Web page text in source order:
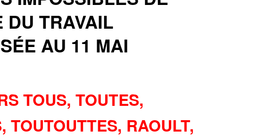
DU TRAVAIL
AU 11 MAI
TOUS, TOUTES,
TOUTOUTTES, RAOULT,